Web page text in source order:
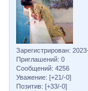
Зарегистрирован:
Приглашений: 0
Сообщений: 4256
Уважение: [+21/-0]
Позитив: [+33/-0]